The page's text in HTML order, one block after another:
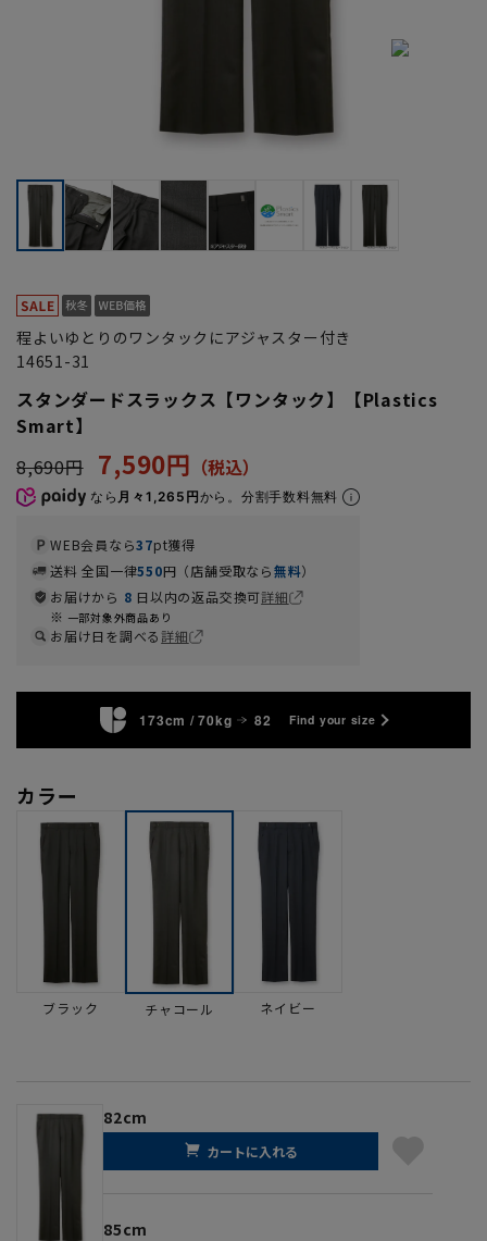
程よいゆとりのワンタックにアジャスター付き
14651-31
スタンダードスラックス【ワンタック】【Plastics
Smart】
8,690円 7,590円
なら 月々1,265円から。分割手数料無料
WEB会員なら37pt獲得
送料 全国一律550円（店舗受取なら無料）
お届けから 8 日以内の返品交換可詳細
一部対象外商品あり
お届け日を調べる詳細
173cm / 70kg 82 Find your size
カラー
ブラック チャコール ネイビー
82cm
カートに入れる
85cm